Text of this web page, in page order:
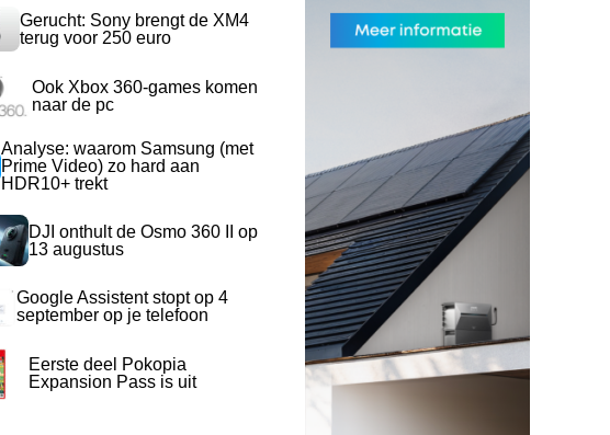
Gerucht: Sony brengt de XM4
terug voor 250 euro
Ook Xbox 360-games komen
naar de pc
Analyse: waarom Samsung (met
Prime Video) zo hard aan
HDR10+ trekt
DJI onthult de Osmo 360 II op
13 augustus
Google Assistent stopt op 4
september op je telefoon
Eerste deel Pokopia
Expansion Pass is uit